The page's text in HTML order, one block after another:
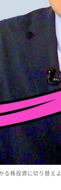
る株投資に切り替えよ